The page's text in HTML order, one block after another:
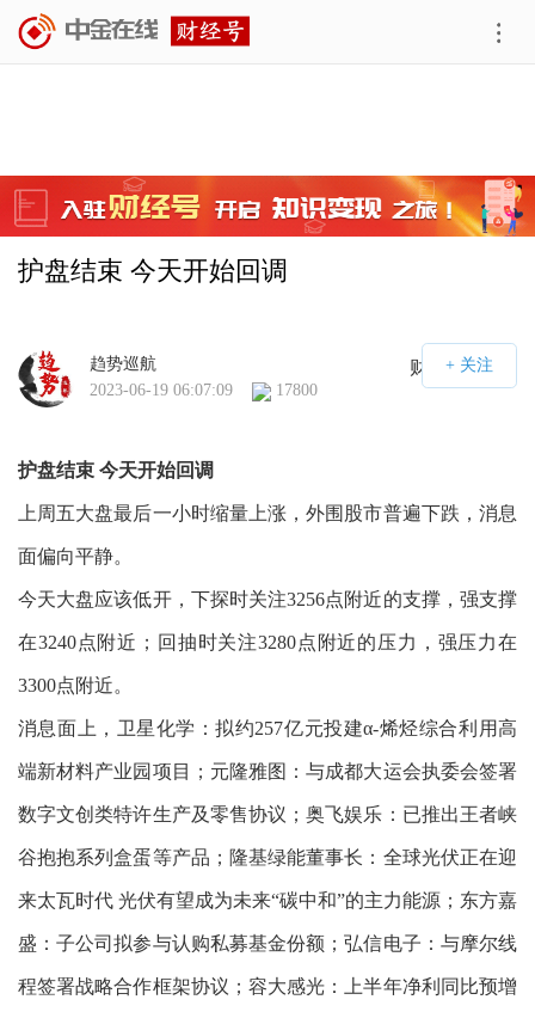
护盘结束 今天开始回调
财经号APP
趋势巡航
2023-06-19 06:07:09
17800
护盘结束 今天开始回调
上周五大盘最后一小时缩量上涨，外围股市普遍下跌，消息
面偏向平静。
今天大盘应该低开，下探时关注3256点附近的支撑，强支撑
在3240点附近；回抽时关注3280点附近的压力，强压力在
3300点附近。
消息面上，卫星化学：拟约257亿元投建α-烯烃综合利用高
端新材料产业园项目；元隆雅图：与成都大运会执委会签署
数字文创类特许生产及零售协议；奥飞娱乐：已推出王者峡
谷抱抱系列盒蛋等产品；隆基绿能董事长：全球光伏正在迎
来太瓦时代 光伏有望成为未来“碳中和”的主力能源；东方嘉
盛：子公司拟参与认购私募基金份额；弘信电子：与摩尔线
程签署战略合作框架协议；容大感光：上半年净利同比预增